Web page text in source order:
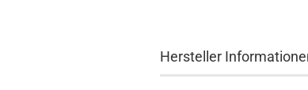
Hersteller